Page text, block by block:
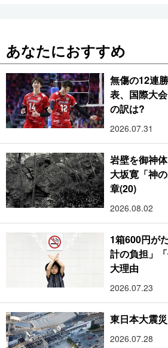
あなたにおすすめ
無傷の12連
表、国際大
の訳は?
2026.07.31
岩壁を御神
大坂寛「神
章(20)
2026.08.02
1箱600円が
計の負担」
大理由
2026.07.23
東日本大震
2026.07.28